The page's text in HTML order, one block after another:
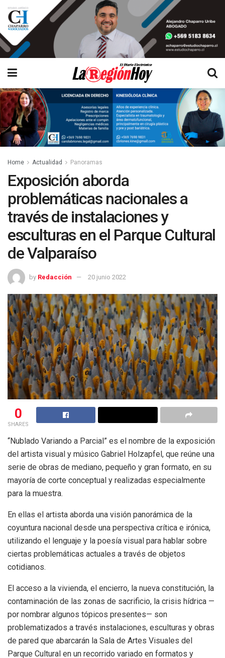
Home Actualidad Panoramas
Exposición aborda
problemáticas nacionales a
través de instalaciones y
esculturas en el Parque Cultural
de Valparaíso
by Redacción 20 junio 2022
0
SHARES
“Nublado Variando a Parcial” es el nombre de la exposición
del artista visual y músico Gabriel Holzapfel, que reúne una
serie de obras de mediano, pequeño y gran formato, en su
mayoría de corte conceptual y realizadas especialmente
para la muestra.
En ellas el artista aborda una visión panorámica de la
coyuntura nacional desde una perspectiva crítica e irónica,
utilizando el lenguaje y la poesía visual para hablar sobre
ciertas problemáticas actuales a través de objetos
cotidianos.
El acceso a la vivienda, el encierro, la nueva constitución, la
contaminación de las zonas de sacrificio, la crisis hídrica —
por nombrar algunos tópicos presentes— son
problematizados a través instalaciones, esculturas y obras
de pared que abarcarán la Sala de Artes Visuales del
Parque Cultural en un recorrido variado en formatos y